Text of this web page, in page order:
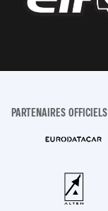
PARTENAIRES OFFICIELS